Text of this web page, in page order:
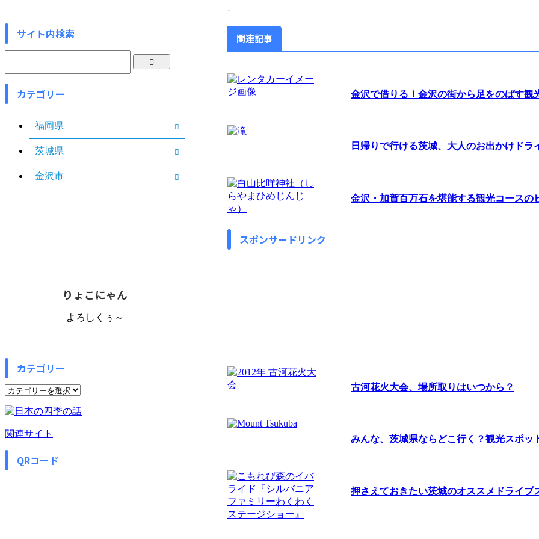
-
関連記事
金沢で借りる！金沢の街から足をのばす観
日帰りで行ける茨城、大人のお出かけドラ
金沢・加賀百万石を堪能する観光コースの
スポンサードリンク
古河花火大会、場所取りはいつから？
みんな、茨城県ならどこ行く？観光スポッ
押さえておきたい茨城のオススメドライブ
サイト内検索
カテゴリー
福岡県
茨城県
金沢市
りょこにゃん
よろしくぅ～
カテゴリー
カ
ゴ
リ
ー
関連サイト
QRコード